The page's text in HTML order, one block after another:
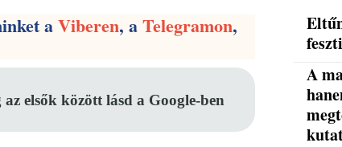
aViberen, aTelegramon,
elsők között lásd a Google-ben
A